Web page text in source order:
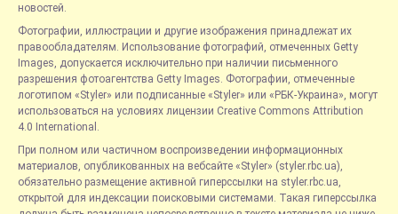
новостей.
Фотографии, иллюстрации и другие изображения принадлежат их
правообладателям. Использование фотографий, отмеченных Getty
Images, допускается исключительно при наличии письменного
разрешения фотоагентства Getty Images. Фотографии, отмеченные
логотипом «Styler» или подписанные «Styler» или «РБК-Украина», могут
использоваться на условиях лицензии Creative Commons Attribution
4.0 International.
При полном или частичном воспроизведении информационных
материалов, опубликованных на вебсайте «Styler» (styler.rbc.ua),
обязательно размещение активной гиперссылки на styler.rbc.ua,
открытой для индексации поисковыми системами. Такая гиперссылка